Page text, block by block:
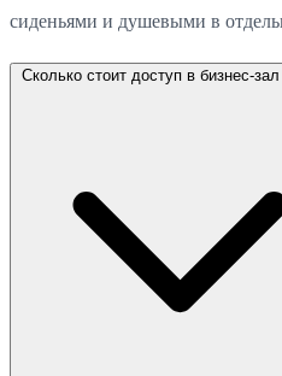
сиденьями и душевыми в
Сколько стоит доступ в бизнес-